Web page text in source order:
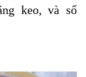
keo, và số